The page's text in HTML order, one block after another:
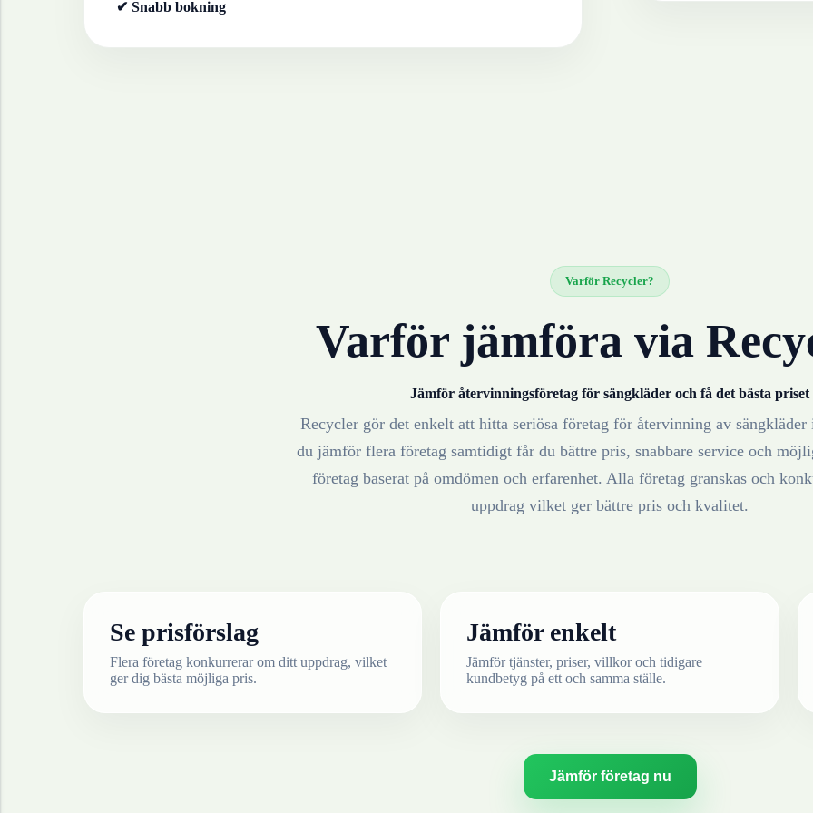
✔ Snabb bokning
Varför Recycler?
Varför jämföra via
Jämför återvinningsföretag för sängkläder och få det bästa priset
Recycler gör det enkelt att hitta seriösa företag för återvinning av sängkläder
du jämför flera företag samtidigt får du bättre pris, snabbare service och
företag baserat på omdömen och erfarenhet. Alla företag granskas och
uppdrag vilket ger bättre pris och kvalitet.
Se prisförslag
Flera företag konkurrerar om ditt uppdrag, vilket
ger dig bästa möjliga pris.
Jämför enkelt
Jämför tjänster, priser, villkor och tidigare
kundbetyg på ett och samma ställe.
Jämför företag nu